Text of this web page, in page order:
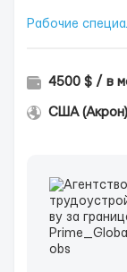
Рабочие
4500 $ / в
США (Акрон)